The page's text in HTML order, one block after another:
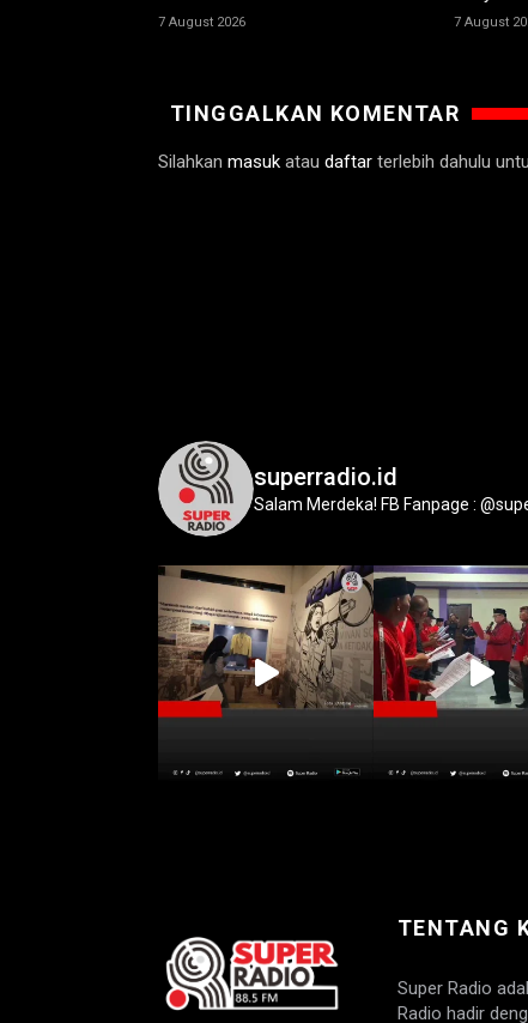
7 August 2026 7 August
TINGGALKAN KOMENTAR
Silahkan masuk atau daftar terlebih dahulu
superradio.id
Salam Merdeka! FB Fanpage :
TENTANG
Super Radio
Radio hadir